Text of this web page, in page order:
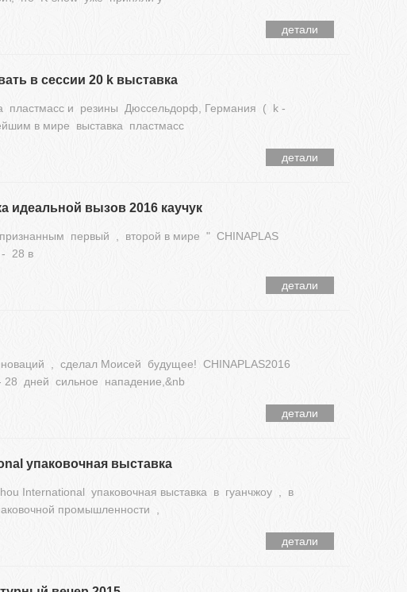
детали
в сессии 20 k выставка
пластмасс и резины Дюссельдорф, Германия ( k -
в мире выставка пластмасс
детали
идеальной вызов 2016 каучук
первый , второй в мире " CHINAPLAS
28 в
детали
, сделал Моисей будущее! CHINAPLAS2016
28 дней сильное нападение,&nb
детали
упаковочная выставка
International упаковочная выставка в гуанчжоу , в
промышленности ,
детали